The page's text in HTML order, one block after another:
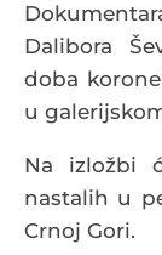
Dalibora
doba
u
Na izložbi
nastalih u
Crnoj Gori.